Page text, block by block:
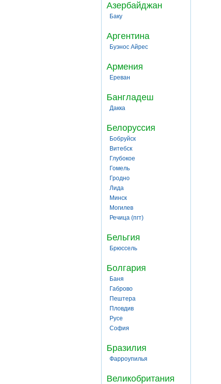
Азербайджан
Баку
Аргентина
Буэнос Айрес
Армения
Ереван
Бангладеш
Дакка
Белоруссия
Бобруйск
Витебск
Глубокое
Гомель
Гродно
Лида
Минск
Могилев
Речица (пгт)
Бельгия
Брюссель
Болгария
Баня
Габрово
Пештера
Пловдив
Русе
София
Бразилия
Фарроупилья
Великобритания